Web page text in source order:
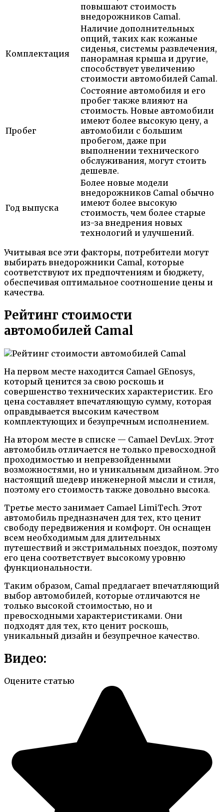
повышают стоимость
внедорожников Camal.
Комплектация
Наличие дополнительных
опций, таких как кожаные
сиденья, системы развлечения,
панорамная крыша и другие,
способствует увеличению
стоимости автомобилей Camal.
Пробег
Состояние автомобиля и его
пробег также влияют на
стоимость. Новые автомобили
имеют более высокую цену, а
автомобили с большим
пробегом, даже при
выполнении технического
обслуживания, могут стоить
дешевле.
Год выпуска
Более новые модели
внедорожников Camal обычно
имеют более высокую
стоимость, чем более старые
из-за внедрения новых
технологий и улучшений.
Учитывая все эти факторы, потребители могут
выбирать внедорожники Camal, которые
соответствуют их предпочтениям и бюджету,
обеспечивая оптимальное соотношение цены и
качества.
Рейтинг стоимости
автомобилей Camal
На первом месте находится Camael GEnosys,
который ценится за свою роскошь и
совершенство технических характеристик. Его
цена составляет впечатляющую сумму, которая
оправдывается высоким качеством
комплектующих и безупречным исполнением.
На втором месте в списке — Camael DevLux. Этот
автомобиль отличается не только превосходной
проходимостью и непревзойденными
возможностями, но и уникальным дизайном. Это
настоящий шедевр инженерной мысли и стиля,
поэтому его стоимость также довольно высока.
Третье место занимает Camael LimiTech. Этот
автомобиль предназначен для тех, кто ценит
свободу передвижения и комфорт. Он оснащен
всем необходимым для длительных
путешествий и экстримальных поездок, поэтому
его цена соответствует высокому уровню
функциональности.
Таким образом, Camal предлагает впечатляющий
выбор автомобилей, которые отличаются не
только высокой стоимостью, но и
превосходными характеристиками. Они
подходят для тех, кто ценит роскошь,
уникальный дизайн и безупречное качество.
Видео:
Оцените статью